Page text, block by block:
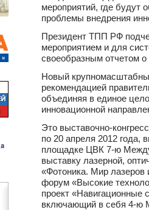
мероприятий, где будут
проблемы внедрения
Президент ТПП РФ
мероприятием и для
своеобразным отчетом
Новый
рекомендацией
объединяя в единое
инновационной
Это выставочно-
по 20 апреля 2012 года,
площадке ЦВК 7-ю
выставку лазерной,
«Фотоника. Мир лазеров
форум «Высокие
проект «Навигационные
включающий в себя 4-ю